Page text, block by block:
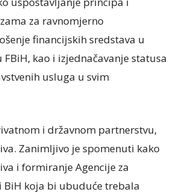
za ravnomjerno
financijskih sredstava u
kao i izjednačavanje statusa
usluga u svim
i državnom partnerstvu,
Zanimljivo je spomenuti kako
i formiranje Agencije za
BiH koja bi ubuduće trebala